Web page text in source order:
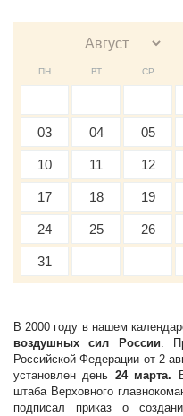
ПН ВТ СР
03 04 05
10 11 12
17 18 19
24 25 26
31
В 2000 году в нашем
воздушных сил России.
Российской Федерации от 2
установлен день 24 марта.
штаба Верховного
подписал приказ о